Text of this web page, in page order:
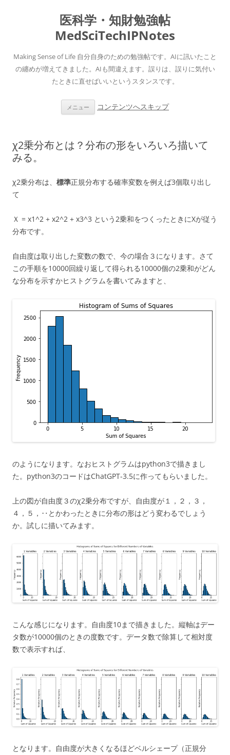
医科学・知財勉強帖
MedSciTechIPNotes
Making Sense of Life 自分自身のための勉強帖です。AIに訊いたこと
の纏めが増えてきました。AIも間違えます。誤りは、誤りに気付い
たときに直せばいいというスタンスです。
メニュー コンテンツへスキップ
χ2乗分布とは？分布の形をいろいろ描いて
みる。
χ2乗分布は、 標準正規分布する確率変数を例えば3個取り出し
て
Ｘ = x1^2 + x2^2 + x3^3 という2乗和をつくったときにXが従う
分布です。
自由度は取り出した変数の数で、今の場合３になります。さて
この手順を10000回繰り返して得られる10000個の2乗和がどん
な分布を示すかヒストグラムを書いてみますと、
のようになります。なおヒストグラムはpython3で描きまし
た。python3のコードはChatGPT-3.5に作ってもらいました。
上の図が自由度３のχ2乗分布ですが、自由度が１，２，３，
４，５，‥とかわったときに分布の形はどう変わるでしょう
か。試しに描いてみます。
こんな感じになります。自由度10まで描きました。縦軸はデー
タ数が10000個のときの度数です。データ数で除算して相対度
数で表示すれば、
となります。自由度が大きくなるほどベルシェープ（正規分